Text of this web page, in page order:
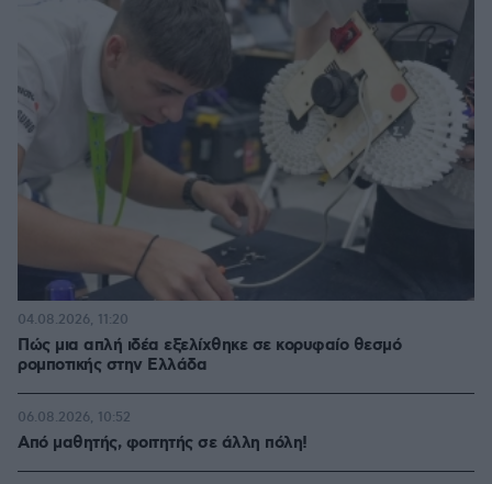
Πώς μια απλή ιδέα εξελίχθηκε σε κορυφαίο θεσμό
ρομποτικής στην Ελλάδα
04.08.2026, 11:20
Από μαθητής, φοιτητής σε άλλη πόλη!
06.08.2026, 10:52